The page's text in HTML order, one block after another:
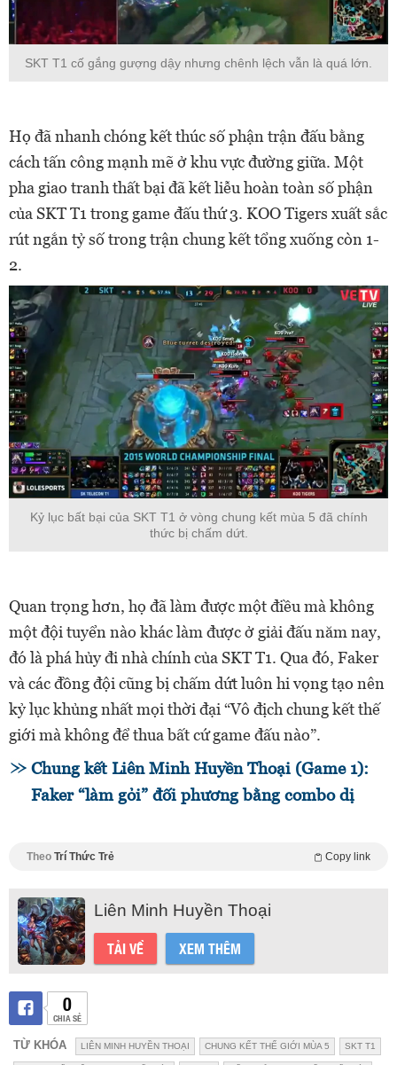
SKT T1 cố gắng gượng dậy nhưng chênh lệch vẫn là quá lớn.
Họ đã nhanh chóng kết thúc số phận trận đấu bằng
cách tấn công mạnh mẽ ở khu vực đường giữa. Một
pha giao tranh thất bại đã kết liễu hoàn toàn số phận
của SKT T1 trong game đấu thứ 3. KOO Tigers xuất sắc
rút ngắn tỷ số trong trận chung kết tổng xuống còn 1-
2.
Kỷ lục bất bại của SKT T1 ở vòng chung kết mùa 5 đã chính
thức bị chấm dứt.
Quan trọng hơn, họ đã làm được một điều mà không
một đội tuyển nào khác làm được ở giải đấu năm nay,
đó là phá hủy đi nhà chính của SKT T1. Qua đó, Faker
và các đồng đội cũng bị chấm dứt luôn hi vọng tạo nên
kỷ lục khủng nhất mọi thời đại “Vô địch chung kết thế
giới mà không để thua bất cứ game đấu nào”.
Chung kết Liên Minh Huyền Thoại (Game 1):
Faker “làm gỏi” đối phương bằng combo dị
Theo Trí Thức Trẻ Copy link
Liên Minh Huyền Thoại
TẢI VỀ XEM THÊM
0
CHIA SẺ
TỪ KHÓA LIÊN MINH HUYỀN THOẠI CHUNG KẾT THẾ GIỚI MÙA 5 SKT T1